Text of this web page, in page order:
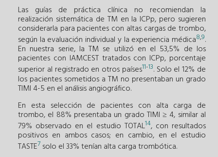
Las guías de práctica clínica no recomiendan la
realización sistemática de TM en la ICPp, pero sugieren
considerarla para pacientes con altas cargas de trombo,
según la evaluación individual y la experiencia médica8,9.
En nuestra serie, la TM se utilizó en el 53,5% de los
pacientes con IAMCEST tratados con ICPp, porcentaje
superior al registrado en otros países11-13. Solo el 12% de
los pacientes sometidos a TM no presentaban un grado
TIMI 4-5 en el análisis angiográfico.
En esta selección de pacientes con alta carga de
trombo, el 88% presentaba un grado TIMI ≥ 4, similar al
79% observado en el estudio TOTAL14, con resultados
positivos en ambos casos; en cambio, en el estudio
TASTE7 solo el 33% tenían alta carga trombótica.